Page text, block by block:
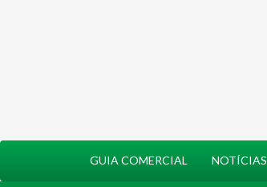
GUIA COMERCIAL NOTÍCIAS